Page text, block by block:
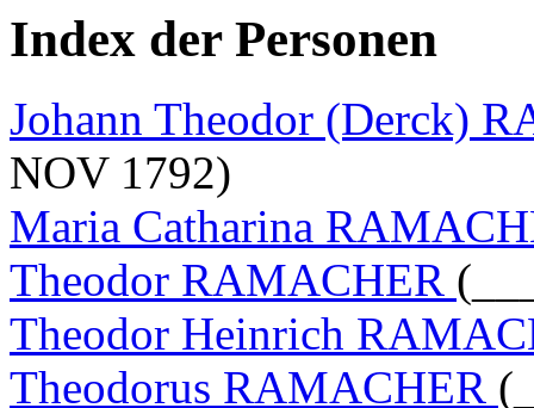
Index der Personen
Johann Theodor (Derck)
NOV 1792)
Maria Catharina
Theodor RAMACHER
Theodor Heinrich
Theodorus RAMACHER